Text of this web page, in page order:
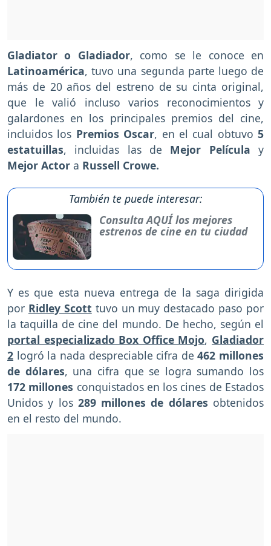
Gladiator o Gladiador, como se le conoce en
Latinoamérica, tuvo una segunda parte luego de
más de 20 años del estreno de su cinta original,
que le valió incluso varios reconocimientos y
galardones en los principales premios del cine,
incluidos los Premios Oscar, en el cual obtuvo 5
estatuillas, incluidas las de Mejor Película y
Mejor Actor a Russell Crowe.
También te puede interesar:
Consulta AQUÍ los mejores
estrenos de cine en tu ciudad
Y es que esta nueva entrega de la saga dirigida
por Ridley Scott tuvo un muy destacado paso por
la taquilla de cine del mundo. De hecho, según el
portal especializado Box Office Mojo, Gladiador
2 logró la nada despreciable cifra de462 millones
de dólares, una cifra que se logra sumando los
172 millones conquistados en los cines de Estados
Unidos y los289 millones de dólares obtenidos
en el resto del mundo.